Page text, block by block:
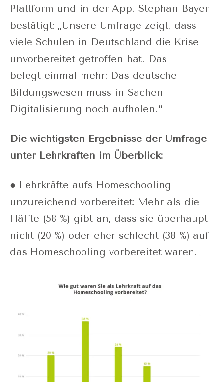
Plattform und in der App. Stephan Bayer
bestätigt: „Unsere Umfrage zeigt, dass
viele Schulen in Deutschland die Krise
unvorbereitet getroffen hat. Das
belegt einmal mehr: Das deutsche
Bildungswesen muss in Sachen
Digitalisierung noch aufholen.“
Die wichtigsten Ergebnisse der Umfrage
unter Lehrkräften im Überblick:
● Lehrkräfte aufs Homeschooling
unzureichend vorbereitet: Mehr als die
Hälfte (58 %) gibt an, dass sie überhaupt
nicht (20 %) oder eher schlecht (38 %) auf
das Homeschooling vorbereitet waren.